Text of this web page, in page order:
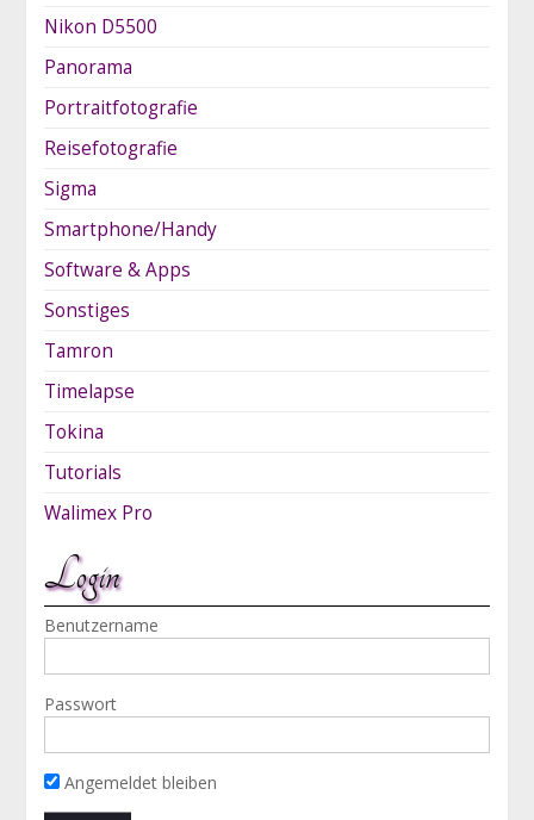
Nikon D5500
Panorama
Portraitfotografie
Reisefotografie
Sigma
Smartphone/Handy
Software & Apps
Sonstiges
Tamron
Timelapse
Tokina
Tutorials
Walimex Pro
Login
Benutzername
Passwort
Angemeldet bleiben